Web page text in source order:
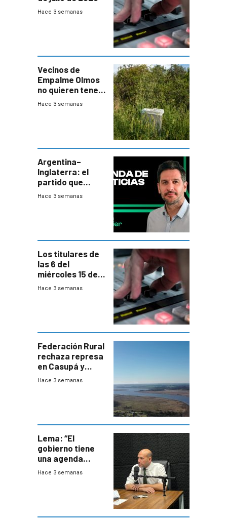
Hace 3 semanas
Vecinos de
Empalme Olmos
no quieren tener
cerca una planta
departamental
Hace 3 semanas
Argentina–
Inglaterra: el
partido que
nunca termina
Hace 3 semanas
Los titulares de
las 6 del
miércoles 15 de
julio de 2026
Hace 3 semanas
Federación Rural
rechaza represa
en Casupá y
firma demanda
Hace 3 semanas
Lema: “El
gobierno tiene
una agenda
destructiva”
Hace 3 semanas